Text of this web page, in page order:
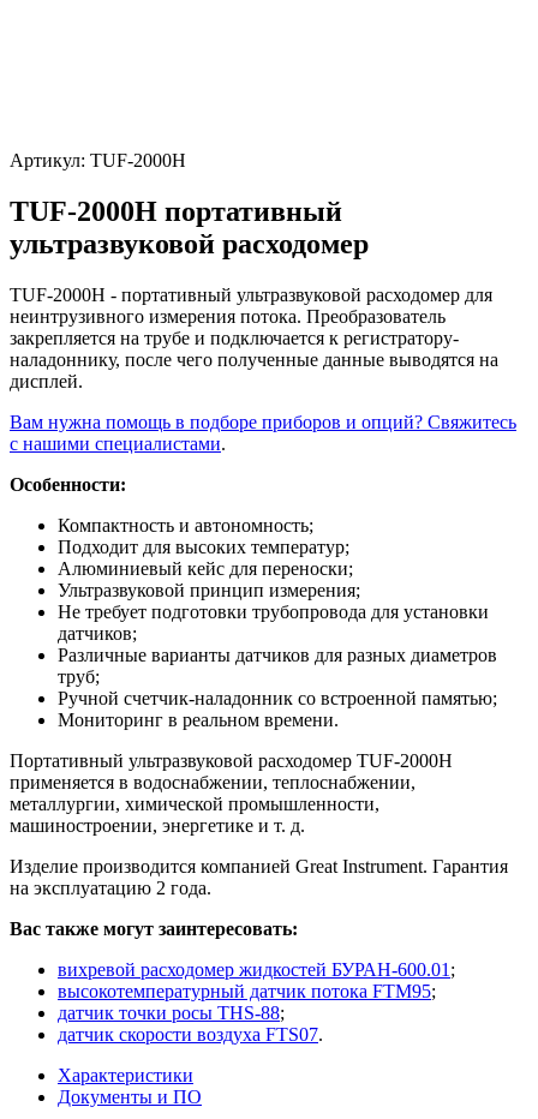
Артикул: TUF-2000H
TUF-2000H портативный
ультразвуковой расходомер
TUF-2000H - портативный ультразвуковой расходомер для
неинтрузивного измерения потока. Преобразователь
закрепляется на трубе и подключается к регистратору-
наладоннику, после чего полученные данные выводятся на
дисплей.
Вам нужна помощь в подборе приборов и опций? Свяжитесь
с нашими специалистами.
Особенности:
Компактность и автономность;
Подходит для высоких температур;
Алюминиевый кейс для переноски;
Ультразвуковой принцип измерения;
Не требует подготовки трубопровода для установки
датчиков;
Различные варианты датчиков для разных диаметров
труб;
Ручной счетчик-наладонник со встроенной памятью;
Мониторинг в реальном времени.
Портативный ультразвуковой расходомер TUF-2000H
применяется в водоснабжении, теплоснабжении,
металлургии, химической промышленности,
машиностроении, энергетике и т. д.
Изделие производится компанией Great Instrument. Гарантия
на эксплуатацию 2 года.
Вас также могут заинтересовать:
вихревой расходомер жидкостей БУРАН-600.01 ;
высокотемпературный датчик потока FTM95;
датчик точки росы THS-88;
датчик скорости воздуха FTS07.
Характеристики
Документы и ПО